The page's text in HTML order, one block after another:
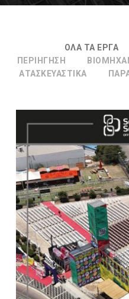
ΟΛΑ ΤΑ ΕΡΓΑ
ΠΕΡΙΗΓΗΣΗ
ΑΤΑΣΚΕΥΑΣΤΙΚΑ